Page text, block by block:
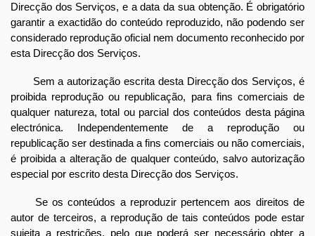
Direcção dos Serviços, e a data da sua obtenção. É obrigatório
garantir a exactidão do conteúdo reproduzido, não podendo ser
considerado reprodução oficial nem documento reconhecido por
esta Direcção dos Serviços.
Sem a autorização escrita desta Direcção dos Serviços, é
proibida reprodução ou republicação, para fins comerciais de
qualquer natureza, total ou parcial dos conteúdos desta página
electrónica. Independentemente de a reprodução ou
republicação ser destinada a fins comerciais ou não comerciais,
é proibida a alteração de qualquer conteúdo, salvo autorização
especial por escrito desta Direcção dos Serviços.
Se os conteúdos a reproduzir pertencem aos direitos de
autor de terceiros, a reprodução de tais conteúdos pode estar
sujeita a restrições, pelo que poderá ser necessário obter a